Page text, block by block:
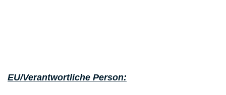
EU/Verantwortliche Person: